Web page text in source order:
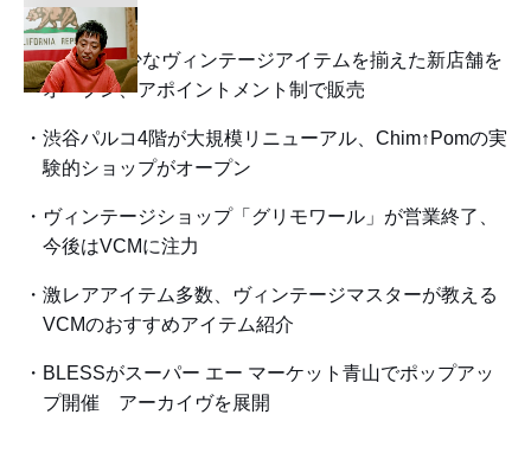
VCMが希少なヴィンテージアイテムを揃えた新店舗を
オープン、アポイントメント制で販売
渋谷パルコ4階が大規模リニューアル、Chim↑Pomの実
験的ショップがオープン
ヴィンテージショップ「グリモワール」が営業終了、
今後はVCMに注力
激レアアイテム多数、ヴィンテージマスターが教える
VCMのおすすめアイテム紹介
BLESSがスーパー エー マーケット青山でポップアッ
プ開催 アーカイヴを展開